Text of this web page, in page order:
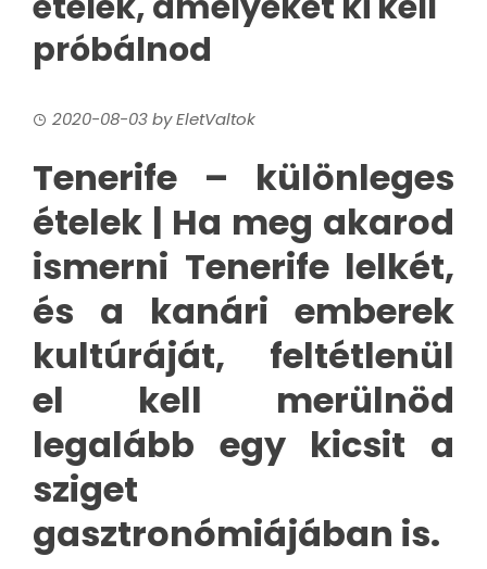
próbálnod
2020-08-03byEletValtok
Tenerife – különleges
ételek | Ha meg akarod
ismerni Tenerife lelkét,
és a kanári emberek
kultúráját, feltétlenül
el kell merülnöd
legalább egy kicsit a
sziget
gasztronómiájában is.